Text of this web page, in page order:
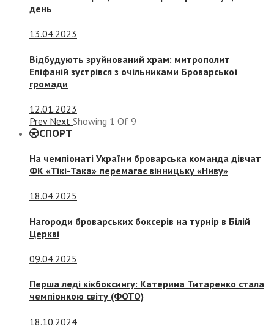
день
13.04.2023
Відбудують зруйнований храм: митрополит
Епіфаній зустрівся з очільниками Броварської
громади
12.01.2023
Prev Next Showing 1 Of 9
СПОРТ
На чемпіонаті України броварська команда дівчат
ФК «Тікі-Така» перемагає вінницьку «Ниву»
18.04.2025
Нагороди броварських боксерів на турнір в Білій
Церкві
09.04.2025
Перша леді кікбоксингу: Катерина Титаренко стала
чемпіонкою світу (ФОТО)
18.10.2024